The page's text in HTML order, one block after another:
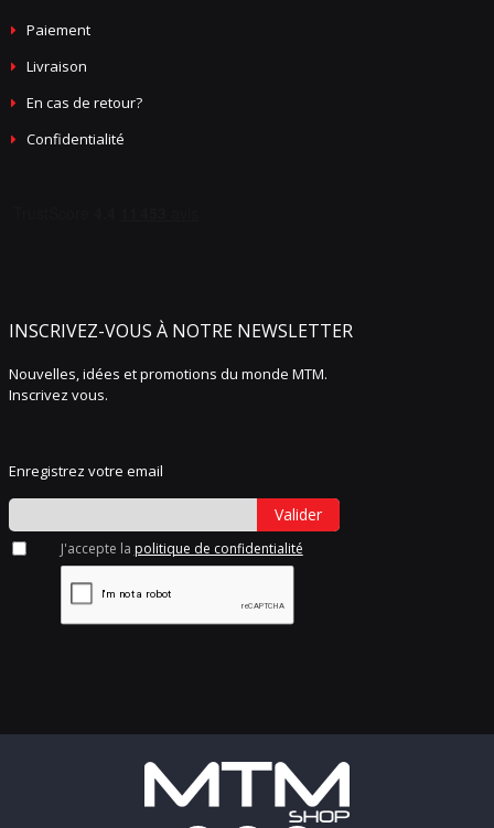
Paiement
Livraison
En cas de retour?
Confidentialité
INSCRIVEZ-VOUS À NOTRE NEWSLETTER
Nouvelles, idées et promotions du monde MTM.
Inscrivez vous.
Enregistrez votre email
Valider
J'accepte la politique de confidentialité